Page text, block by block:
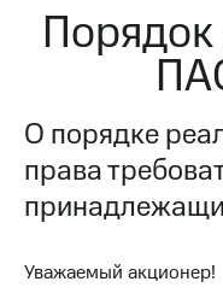
в МТС
История
Руководство
региона
Правовая
Пресс-
релизы
МТС
о технологиях
О порядке
права
Уважаемый акционер!